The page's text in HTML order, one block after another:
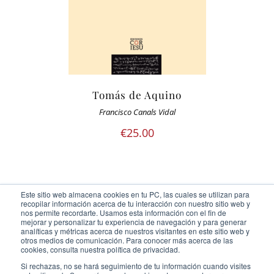
Este sitio web almacena cookies en tu PC, las cuales se utilizan para
recopilar información acerca de tu interacción con nuestro sitio web y
nos permite recordarte. Usamos esta información con el fin de
mejorar y personalizar tu experiencia de navegación y para generar
analíticas y métricas acerca de nuestros visitantes en este sitio web y
otros medios de comunicación. Para conocer más acerca de las
cookies, consulta nuestra política de privacidad.
Si rechazas, no se hará seguimiento de tu información cuando visites
Tomás de Aquino
Francisco Canals Vidal
€25.00
Ediciones Cor Iesu Copyright 2020 |id digital agency
Eliminar cookies